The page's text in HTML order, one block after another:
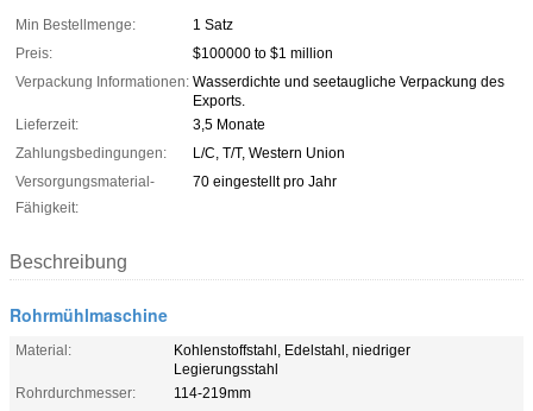
Min Bestellmenge:
1 Satz
Preis:
$100000 to $1 million
Verpackung Informationen: Wasserdichte und seetaugliche Verpackung des
Exports.
Lieferzeit:
3,5 Monate
Zahlungsbedingungen:
L/C, T/T, Western Union
Versorgungsmaterial-
Fähigkeit:
70 eingestellt pro Jahr
Beschreibung
Rohrmühlmaschine
Material:
Kohlenstoffstahl, Edelstahl, niedriger
Legierungsstahl
Rohrdurchmesser:
114-219mm